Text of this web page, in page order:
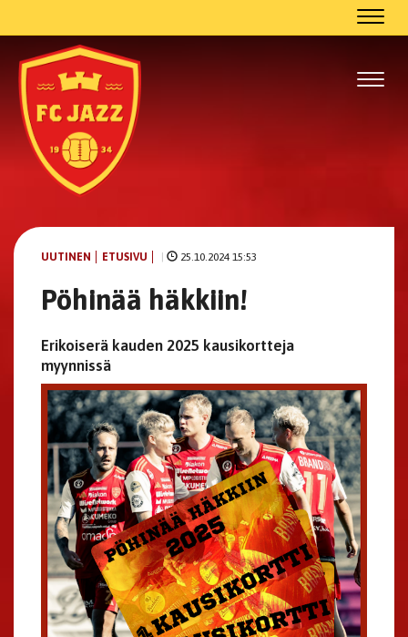
UUTINEN ETUSIVU 25.10.2024 15:53
Pöhinää häkkiin!
Erikoiserä kauden 2025 kausikortteja
myynnissä